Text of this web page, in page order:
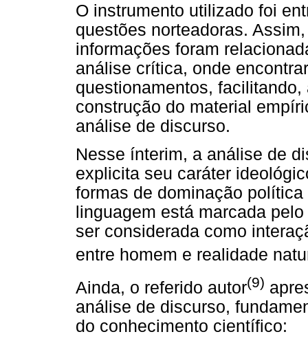
O instrumento utilizado foi
questões norteadoras.
informações foram
análise crítica, onde
questionamentos,
construção do material
análise de discurso.
Nesse ínterim, a análise de
explicita seu caráter
formas de dominação
linguagem está marcada
ser considerada como
entre homem e realidade
Ainda, o referido autor(9)
análise de discurso,
do conhecimento científico: